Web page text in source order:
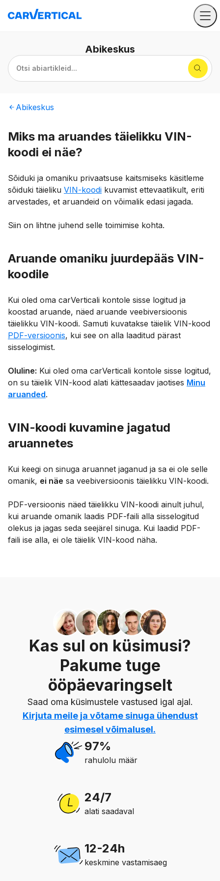
Abikeskus
Otsi abiartikleid...
Abikeskus
Miks ma aruandes täielikku VIN-
koodi ei näe?
Sõiduki ja omaniku privaatsuse kaitsmiseks käsitleme
sõiduki täieliku VIN-koodi kuvamist ettevaatlikult, eriti
arvestades, et aruandeid on võimalik edasi jagada.
Siin on lihtne juhend selle toimimise kohta.
Aruande omaniku juurdepääs VIN-
koodile
Kui oled oma carVerticali kontole sisse logitud ja
koostad aruande, näed aruande veebiversioonis
täielikku VIN-koodi. Samuti kuvatakse täielik VIN-kood
PDF-versioonis, kui see on alla laaditud pärast
sisselogimist.
Oluline: Kui oled oma carVerticali kontole sisse logitud,
on su täielik VIN-kood alati kättesaadav jaotises Minu
aruanded.
VIN-koodi kuvamine jagatud
aruannetes
Kui keegi on sinuga aruannet jaganud ja sa ei ole selle
omanik, ei näe sa veebiversioonis täielikku VIN-koodi.
PDF-versioonis näed täielikku VIN-koodi ainult juhul,
kui aruande omanik laadis PDF-faili alla sisselogitud
olekus ja jagas seda seejärel sinuga. Kui laadid PDF-
faili ise alla, ei ole täielik VIN-kood näha.
Kas sul on küsimusi?
Pakume tuge
ööpäevaringselt
Saad oma küsimustele vastused igal ajal.
Kirjuta meileja võtame sinuga ühendust
esimesel võimalusel.
97%
rahulolu määr
24/7
alati saadaval
12-24h
keskmine vastamisaeg